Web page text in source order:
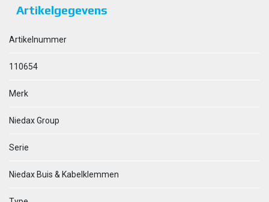
Artikelgegevens
Artikelnummer
110654
Merk
Niedax Group
Serie
Niedax Buis & Kabelklemmen